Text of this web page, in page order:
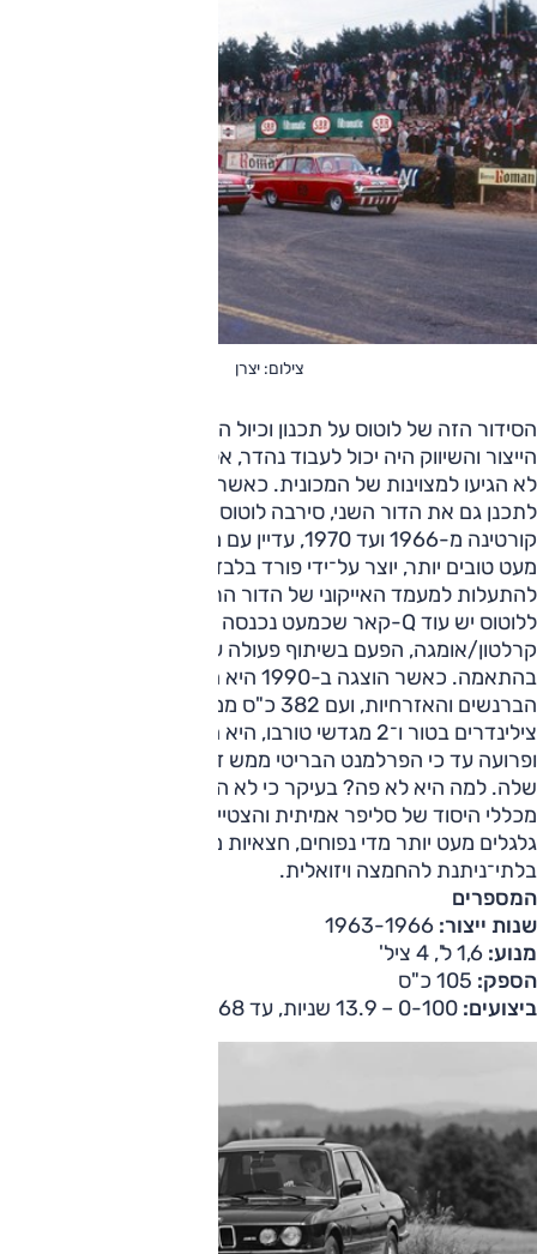
צילום: יצרן
הסידור הזה של לוטוס על תכנון וכיול הצד הדינאמי ופורד על
הייצור והשיווק היה יכול לעבוד נהדר, אלא שהיחסים בין החברות
לא הגיעו למצוינות של המכונית. כאשר ביקשה פורד מלוטוס
לתכנן גם את הדור השני, סירבה לוטוס. כך שהדור השני של
קורטינה מ-1966 ועד 1970, עדיין עם מנועי טווין קאם וביצועים
מעט טובים יותר, יוצר על־ידי פורד בלבד ולא ממש הצליח
להתעלות למעמד האייקוני של הדור הראשון.
ללוטוס יש עוד Q-קאר שכמעט נכנסה לרשימה הזו –הלא היא
קרלטון/אומגה, הפעם בשיתוף פעולה עם ווקסהול/אופל
בהתאמה. כאשר הוצגה ב-1990 היא היכתה בהלם את כל
צילינדרים בטור ו־2 מגדשי טורבו, היא הייתה כל־כך חזקה
ופרועה עד כי הפרלמנט הבריטי ממש דן באפשרות לאסור מכירה
שלה. למה היא לא פה? בעיקר כי לא הצליחה לשמור על אחד
מכללי היסוד של סליפר אמיתית והצטיידה בכונסי אוויר, בתי
גלגלים מעט יותר מדי נפוחים, חצאיות מוגזמות וכנף אחורית
בלתי־ניתנת להחמצה ויזואלית.
המספרים
שנות ייצור:
מנוע: 1,6 ל', 4 ציל'
הספק:
ביצועים: